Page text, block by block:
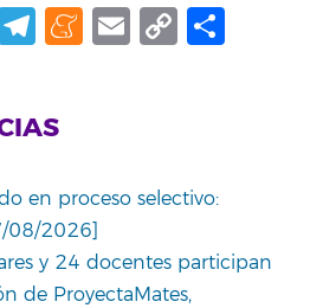
Telegram
Meneame
Email
Copy
en proceso selectivo:
08/2026]
y 24 docentes participan
de ProyectaMates,